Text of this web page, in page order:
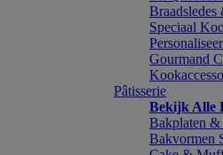
Braadsledes
Speciaal
Gourmand
Pâtisserie
Bekijk Alle
Bakplaten
Bakvormen